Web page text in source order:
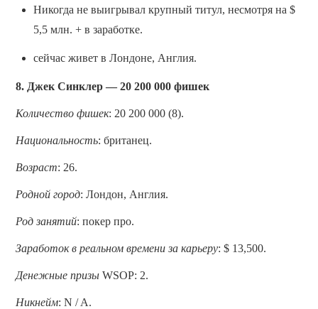
Никогда не выигрывал крупный титул, несмотря на $
5,5 млн. + в заработке.
сейчас живет в Лондоне, Англия.
8. Джек Синклер — 20 200 000 фишек
Количество фишек: 20 200 000 (8).
Национальность: британец.
Возраст: 26.
Родной город: Лондон, Англия.
Род занятий: покер про.
Заработок в реальном времени за карьеру: $ 13,500.
Денежные призы WSOP: 2.
Никнейм: N / A.